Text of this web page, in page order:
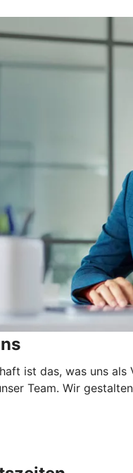
ist das, was uns
Team. Wir